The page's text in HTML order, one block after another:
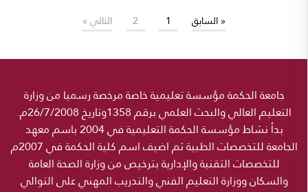
« السابق 1
2 التالي »
جامعة الحكمة مؤسسة تعليمية خاصة مرخصة رسميا من وزارة
التعليم العالي والبحث العلمي برقم 1358وتاريخ 26/7/2008م.
بدأ نشاط مؤسسة الحكمة التعليمية في 2004 باسم معهد
الجامعة للتخصصات الطبية ثم اضيف اسم كلية الحكمة في 2007م
للتخصصات التقنية والإدارية بترخيص من وزارة الصحة العامة
والسكان ووزارة التعليم الفني والتدريب المهني على التوالي